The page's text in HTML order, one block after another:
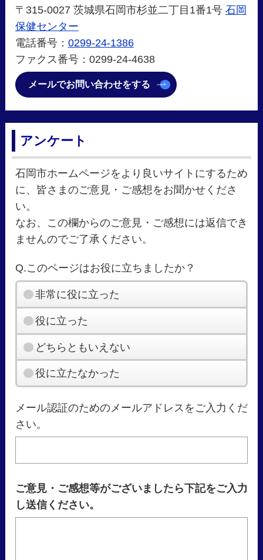
〒315-0027 茨城県石岡市杉並二丁目1番1号 石岡
保健センター
電話番号： 0299-24-1386
ファクス番号：0299-24-4638
メールでお問い合わせをする
アンケート
石岡市ホームページをより良いサイトにするため
に、皆さまのご意見・ご感想をお聞かせくださ
い。
なお、この欄からのご意見・ご感想には返信でき
ませんのでご了承ください。
Q.このページはお役に立ちましたか？
非常に役に立った
役に立った
どちらともいえない
役に立たなかった
メール認証のためのメールアドレスをご入力くだ
さい。
ご意見・ご感想等がございましたら下記をご入力
し送信ください。